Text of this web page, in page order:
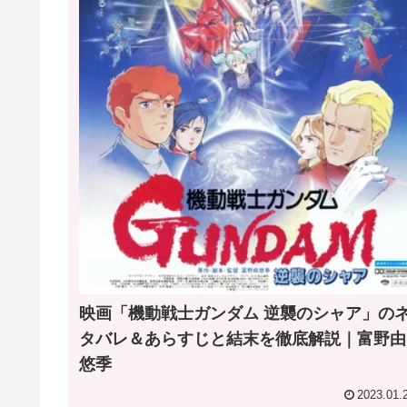
映画「機動戦士ガンダム 逆襲のシャア」の
タバレ＆あらすじと結末を徹底解説｜富野由
悠季